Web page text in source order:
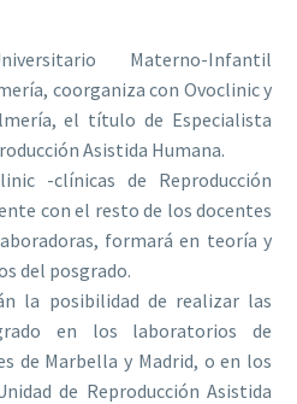
Materno-Infantil
coorganiza con Ovoclinic y
el título de Especialista
Asistida Humana.
-clínicas de Reproducción
con el resto de los docentes
formará en teoría y
del posgrado.
la posibilidad de realizar las
en los laboratorios de
de Marbella y Madrid, o en los
de Reproducción Asistida